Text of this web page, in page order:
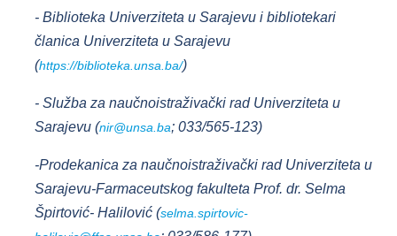
- Biblioteka Univerziteta u Sarajevu i bibliotekari
članica Univerziteta u Sarajevu
(https://biblioteka.unsa.ba/)
- Služba za naučnoistraživački rad Univerziteta u
Sarajevu (nir@unsa.ba; 033/565-123)
-Prodekanica za naučnoistraživački rad Univerziteta u
Sarajevu-Farmaceutskog fakulteta Prof. dr. Selma
Špirtović- Halilović (selma.spirtovic-